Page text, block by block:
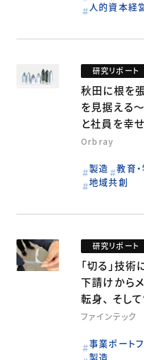
人的資本経
研究リポート
秋田に根を張
を見据える
と社員を幸
営～
Orbray
製造
教育
地域共創
研究リポート
「切る」技術
下請けから
転身、 そし
刃物メーカ
ファインテック
事業ポート
製造